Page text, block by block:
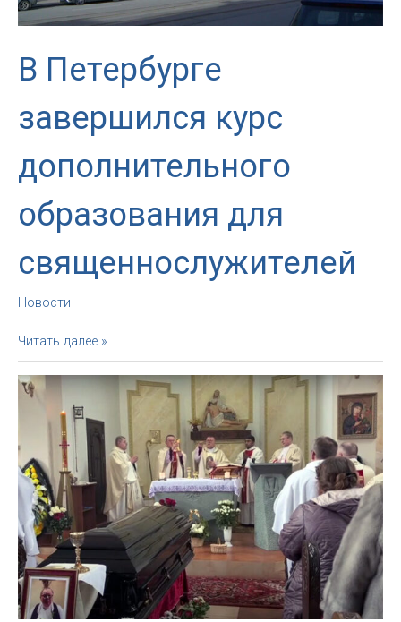
В Петербурге
завершился курс
дополнительного
образования для
священнослужителей
Новости
В
Петербурге
завершился
курс
дополнительного
образования
для
священнослужителей
Читать далее »